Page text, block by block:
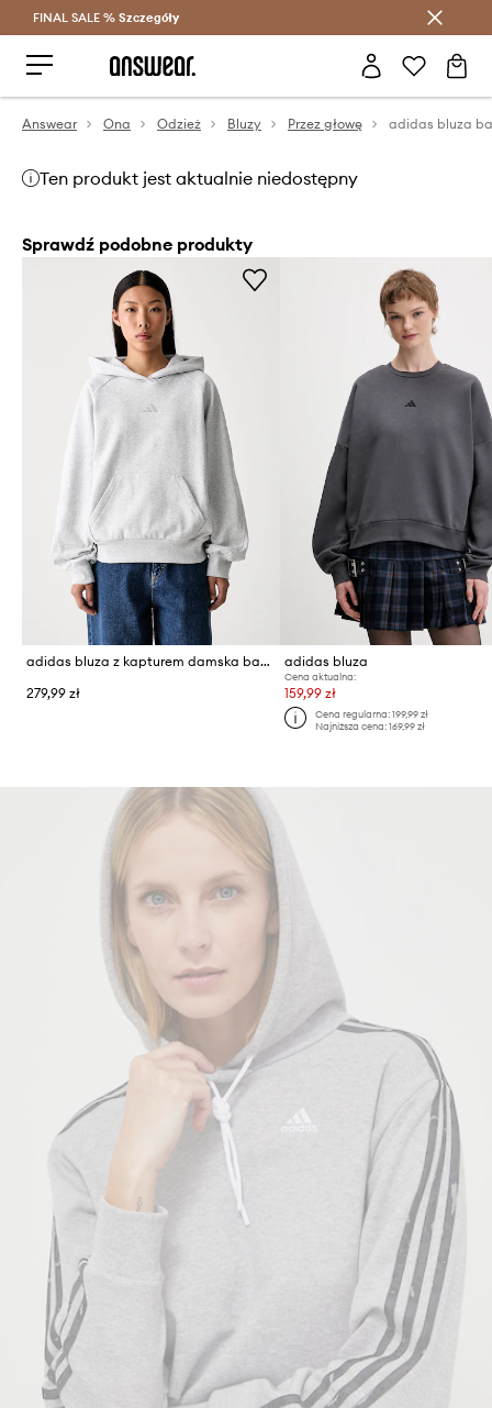
Oszczędzaj z Answear Club >
FINAL SALE % Szczegóły
Answear Ona Odzież Bluzy Przez głowę adidas bluza
Ten produkt jest aktualnie niedostępny
Sprawdź podobne produkty
adidas bluza z kapturem damska bawełniana
279,99 zł
adidas bluza
Cena aktualna:
159,99 zł
Cena regularna: 199,99 zł
Najniższa cena: 169,99 zł